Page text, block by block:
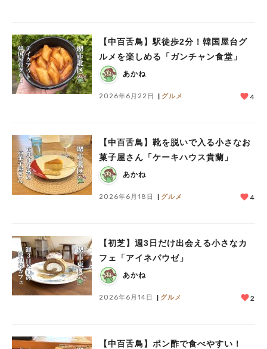
【中百舌鳥】駅徒歩2分！韓国屋台グ
ルメを楽しめる「ガンチャン食堂」
あかね
2026年6月22日 グルメ 4
【中百舌鳥】靴を脱いで入る小さなお
菓子屋さん「ケーキハウス貴蘭」
あかね
2026年6月18日 グルメ 4
【初芝】週3日だけ出会える小さなカ
フェ「アイネパウゼ」
あかね
2026年6月14日 グルメ 2
【中百舌鳥】ポン酢で食べやすい！